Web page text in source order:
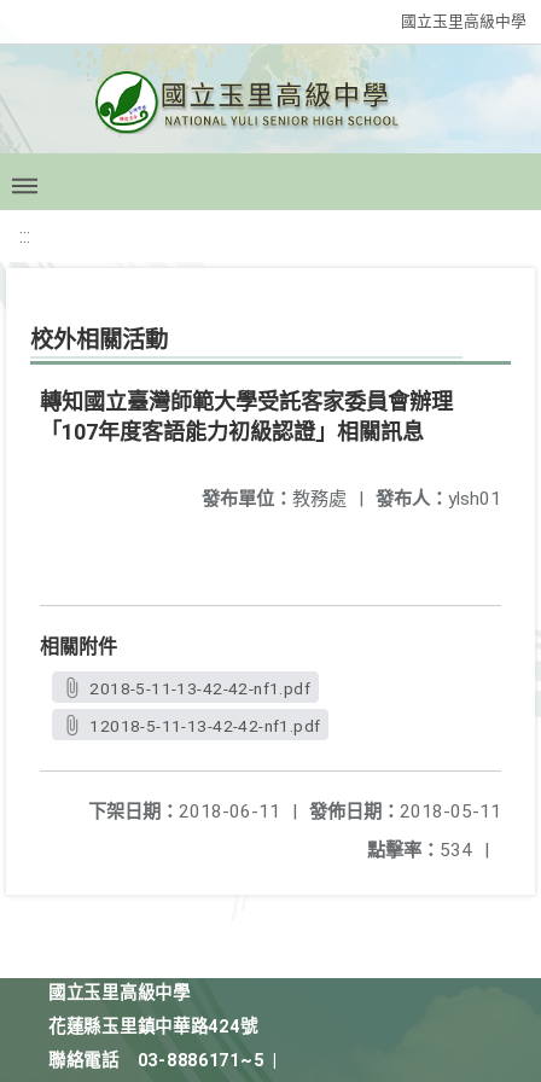
國立玉里高級中學
:::
校外相關活動
轉知國立臺灣師範大學受託客家委員會辦理
「107年度客語能力初級認證」相關訊息
發布人： ylsh01
發布單位： 教務處 |
相關附件
2018-5-11-13-42-42-nf1.pdf
12018-5-11-13-42-42-nf1.pdf
發佈日期： 2018-05-11
下架日期： 2018-06-11
|
點擊率： 534 |
國立玉里高級中學
花蓮縣玉里鎮中華路424號
聯絡電話
03-8886171~5